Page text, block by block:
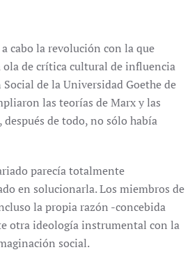
cabo la revolución con la que
ola de crítica cultural de influencia
de la Universidad Goethe de
las teorías de Marx y las
de todo, no sólo había
parecía totalmente
en solucionarla. Los miembros de
la propia razón -concebida
otra ideología instrumental con la
social.